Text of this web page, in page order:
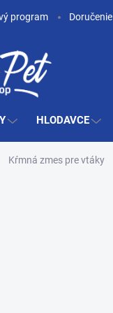
program Doručenie
HLODAVCE
Kŕmná zmes pre vtáky